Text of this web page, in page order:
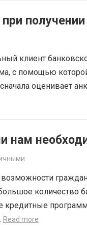
получении
клиент
с помощью
оценивает
нам
количество
кредитные
Read more